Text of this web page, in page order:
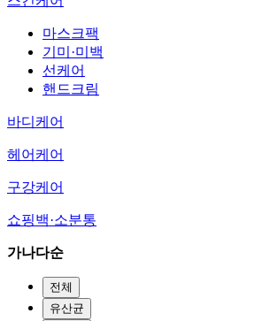
마스크팩
기미·미백
선케어
핸드크림
바디케어
헤어케어
구강케어
쇼핑백·소분통
가나다순
전체
유산균